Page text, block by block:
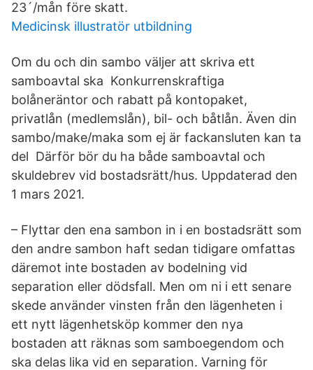
23´/mån före skatt.
Medicinsk illustratör utbildning
Om du och din sambo väljer att skriva ett
samboavtal ska Konkurrenskraftiga
bolåneräntor och rabatt på kontopaket,
privatlån (medlemslån), bil- och båtlån. Även din
sambo/make/maka som ej är fackansluten kan ta
del Därför bör du ha både samboavtal och
skuldebrev vid bostadsrätt/hus. Uppdaterad den
1 mars 2021.
– Flyttar den ena sambon in i en bostadsrätt som
den andre sambon haft sedan tidigare omfattas
däremot inte bostaden av bodelning vid
separation eller dödsfall. Men om ni i ett senare
skede använder vinsten från den lägenheten i
ett nytt lägenhetsköp kommer den nya
bostaden att räknas som samboegendom och
ska delas lika vid en separation. Varning för